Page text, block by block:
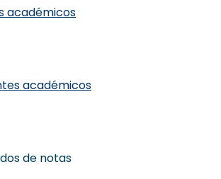
académicos
académicos
de notas